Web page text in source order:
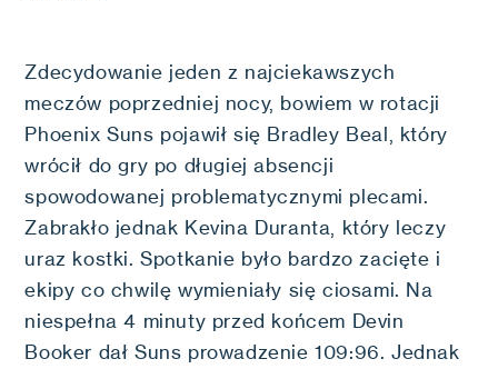
Zdecydowanie jeden z najciekawszych
meczów poprzedniej nocy, bowiem w rotacji
Phoenix Suns pojawił się Bradley Beal, który
wrócił do gry po długiej absencji
spowodowanej problematycznymi plecami.
Zabrakło jednak Kevina Duranta, który leczy
uraz kostki. Spotkanie było bardzo zacięte i
ekipy co chwilę wymieniały się ciosami. Na
niespełna 4 minuty przed końcem Devin
Booker dał Suns prowadzenie 109:96. Jednak